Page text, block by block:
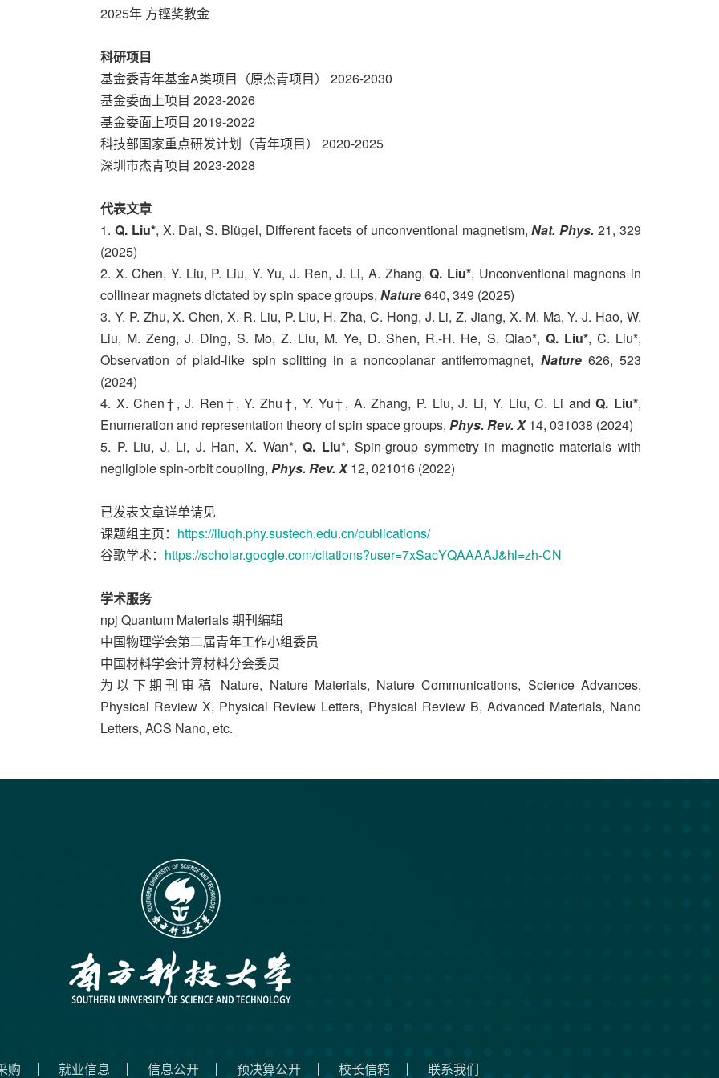
2025年 方铿奖教金
科研项目
基金委青年基金A类项目（原杰青项目） 2026-2030
基金委面上项目 2023-2026
基金委面上项目 2019-2022
科技部国家重点研发计划（青年项目） 2020-2025
深圳市杰青项目 2023-2028
代表文章
1. Q. Liu*, X. Dai, S. Blügel, Different facets of unconventional magnetism,Nat. Phys. 21, 329
(2025)
2. X. Chen, Y. Liu, P. Liu, Y. Yu, J. Ren, J. Li, A. Zhang,Q. Liu*, Unconventional magnons in
collinear magnets dictated by spin space groups, Nature640, 349 (2025)
3. Y.-P. Zhu, X. Chen, X.-R. Liu, P. Liu, H. Zha, C. Hong, J. Li, Z. Jiang, X.-M. Ma, Y.-J. Hao, W.
Liu, M. Zeng, J. Ding, S. Mo, Z. Liu, M. Ye, D. Shen, R.-H. He, S. Qiao*, Q. Liu*, C. Liu*,
Observation of plaid-like spin splitting in a noncoplanar antiferromagnet, Nature626, 523
(2024)
4. X. Chen†, J. Ren†, Y. Zhu†, Y. Yu†, A. Zhang, P. Liu, J. Li, Y. Liu, C. Li andQ. Liu*,
Enumeration and representation theory of spin space groups, Phys. Rev. X14, 031038 (2024)
5. P. Liu, J. Li, J. Han, X. Wan*, Q. Liu*, Spin-group symmetry in magnetic materials with
negligible spin-orbit coupling, Phys. Rev. X12, 021016 (2022)
已发表文章详单请见
课题组主页： https://liuqh.phy.sustech.edu.cn/publications/
谷歌学术： https://scholar.google.com/citations?user=7xSacYQAAAAJ&hl=zh-CN
学术服务
npj Quantum Materials 期刊编辑
中国物理学会第二届青年工作小组委员
中国材料学会计算材料分会委员
为以下期刊审稿 Nature, Nature Materials, Nature Communications, Science Advances,
Physical Review X, Physical Review Letters, Physical Review B, Advanced Materials, Nano
Letters, ACS Nano, etc.
购 就业信息 信息公开 预决算公开 校长信箱 联系我们